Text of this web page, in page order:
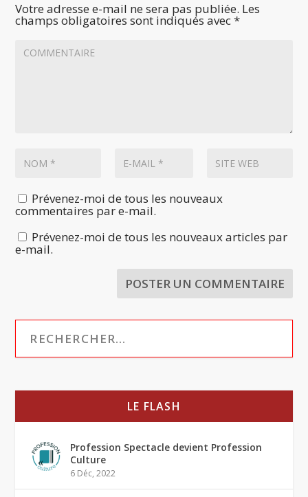
Votre adresse e-mail ne sera pas publiée. Les
champs obligatoires sont indiqués avec*
Prévenez-moi de tous les nouveaux
commentaires par e-mail.
Prévenez-moi de tous les nouveaux articles par
e-mail.
LE FLASH
Profession Spectacle devient Profession
Culture
6 Déc, 2022